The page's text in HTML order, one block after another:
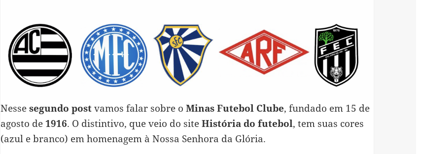
Nessesegundo postvamos falar sobre o Minas Futebol Clube, fundado em 15 de
agosto de 1916. O distintivo, que veio do siteHistória do futebol, tem suas cores
(azul e branco) em homenagem à Nossa Senhora da Glória.